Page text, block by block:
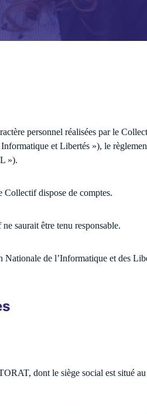
personnel réalisées par le
et Libertés »), le
»).
Collectif dispose de comptes.
saurait être tenu responsable.
Nationale de l’Informatique et des
dont le siège social est situé